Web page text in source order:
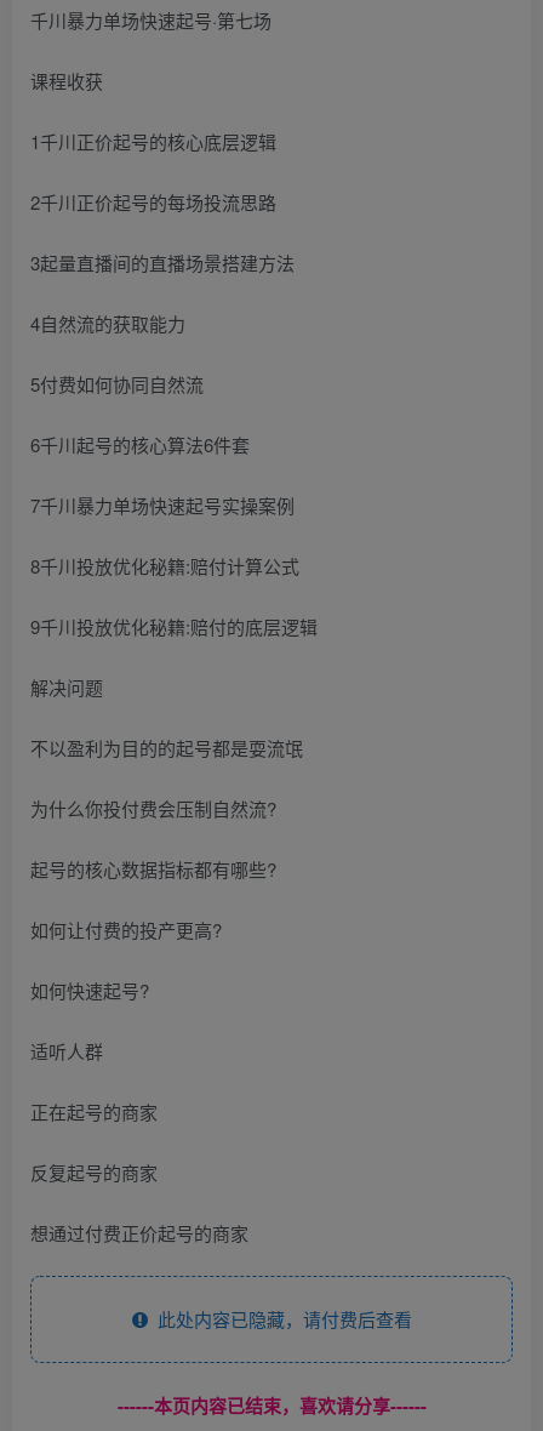
千川暴力单场快速起号·第七场
课程收获
1千川正价起号的核心底层逻辑
2千川正价起号的每场投流思路
3起量直播间的直播场景搭建方法
4自然流的获取能力
5付费如何协同自然流
6千川起号的核心算法6件套
7千川暴力单场快速起号实操案例
8千川投放优化秘籍:赔付计算公式
9千川投放优化秘籍:赔付的底层逻辑
解决问题
不以盈利为目的的起号都是耍流氓
为什么你投付费会压制自然流?
起号的核心数据指标都有哪些?
如何让付费的投产更高?
如何快速起号?
适听人群
正在起号的商家
反复起号的商家
想通过付费正价起号的商家
此处内容已隐藏，请付费后查看
------本页内容已结束，喜欢请分享------